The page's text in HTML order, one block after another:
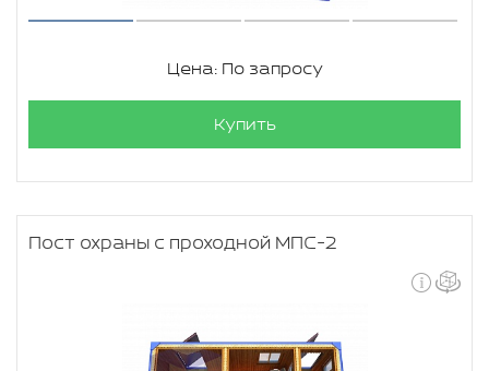
Цена: По запросу
Купить
Пост охраны с проходной МПС-2